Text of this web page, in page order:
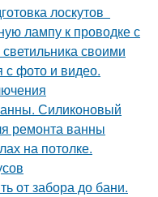
лоскутов
лампу к проводке с
своими
с фото и видео.
Силиконовый
ремонта ванны
на потолке.
от забора до бани.